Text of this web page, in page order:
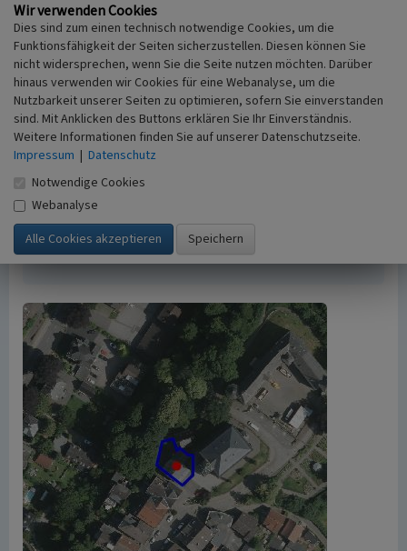
Empfohlene Zitierweise
Urheberrechtlicher Hinweis
Der hier präsentierte Inhalt ist urheberrechtlich
geschützt. Die angezeigten Medien unterliegen
möglicherweise zusätzlichen urheberrechtlichen
Bedingungen, die an diesen ausgewiesen sind.
Empfohlene Zitierweise
„Wohnhaus Marktstr. 47”. In: KuLaDig,
Kultur.Landschaft.Digital. URL:
https://www.kuladig.de/Objektansicht/KLD-
248246(Abgerufen: 7. August 2026)
Wir verwenden Cookies
Dies sind zum einen technisch notwendige Cookies, um die
Funktionsfähigkeit der Seiten sicherzustellen. Diesen können Sie
nicht widersprechen, wenn Sie die Seite nutzen möchten. Darüber
hinaus verwenden wir Cookies für eine Webanalyse, um die
Nutzbarkeit unserer Seiten zu optimieren, sofern Sie einverstanden
sind. Mit Anklicken des Buttons erklären Sie Ihr Einverständnis.
Weitere Informationen finden Sie auf unserer Datenschutzseite.
Impressum | Datenschutz
Notwendige Cookies
Webanalyse